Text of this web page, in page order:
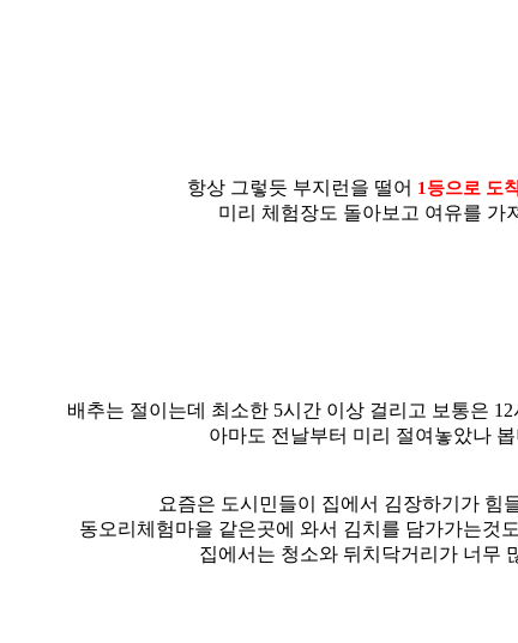
항상 그렇듯 부지런을 떨어 1등으로 도
미리 체험장도 돌아보고 여유를 가
배추는 절이는데 최소한 5시간 이상 걸리고 보통은 12
아마도 전날부터 미리 절여놓았나
요즘은 도시민들이 집에서 김장하기가 힘
동오리체험마을 같은곳에 와서 김치를 담가가는것
집에서는 청소와 뒤치닥거리가 너무